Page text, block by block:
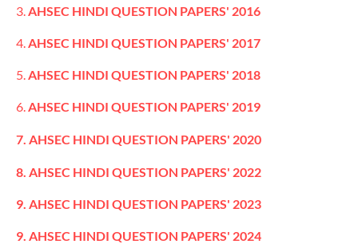
3.AHSEC HINDI QUESTION PAPERS' 2016
4.AHSEC HINDI QUESTION PAPERS' 2017
5.AHSEC HINDI QUESTION PAPERS' 2018
6.AHSEC HINDI QUESTION PAPERS' 2019
7. AHSEC HINDI QUESTION PAPERS' 2020
8. AHSEC HINDI QUESTION PAPERS' 2022
9. AHSEC HINDI QUESTION PAPERS' 2023
9. AHSEC HINDI QUESTION PAPERS' 2024